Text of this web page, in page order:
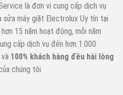
là đơn vị cung cấp dịch vụ
sửa máy giặt Electrolux Uy tín tại
15 năm hoạt động, mỗi năm
cấp dịch vụ đến hơn 1.000
100% khách hàng đều hài lòng
chúng tôi.